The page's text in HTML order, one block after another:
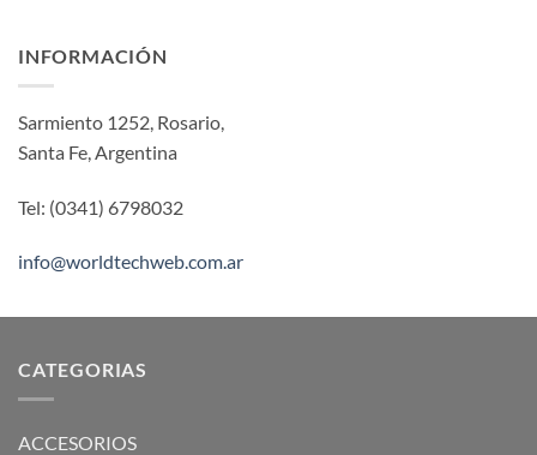
INFORMACIÓN
Sarmiento 1252, Rosario,
Santa Fe, Argentina
Tel: (0341) 6798032
info@worldtechweb.com.ar
CATEGORIAS
ACCESORIOS